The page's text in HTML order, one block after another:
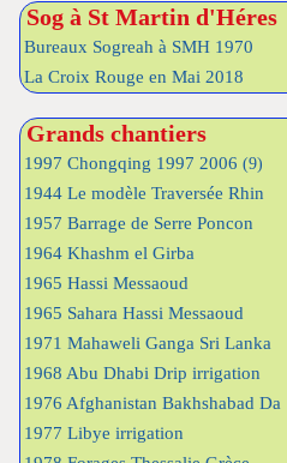
Sog à St Martin d'Héres
Bureaux Sogreah à SMH 1970
La Croix Rouge en Mai 2018
Grands chantiers
1997 Chongqing 1997 2006 (9)
1944 Le modèle Traversée Rhin
1957 Barrage de Serre Poncon
1964 Khashm el Girba
1965 Hassi Messaoud
1965 Sahara Hassi Messaoud
1971 Mahaweli Ganga Sri Lanka
1968 Abu Dhabi Drip irrigation
1976 Afghanistan Bakhshabad Da
1977 Libye irrigation